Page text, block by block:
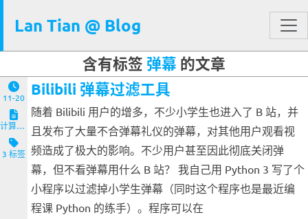
Lan Tian @ Blog
含有标签 弹幕 的文章
11-20
计算机与客户端
3 标签
Bilibili 弹幕过滤工具
随着 Bilibili 用户的增多，不少小学生也进入了 B 站，并
且发布了大量不合弹幕礼仪的弹幕，对其他用户观看视
频造成了极大的影响。不少用户甚至因此彻底关闭弹
幕，但不看弹幕用什么 B 站？ 我自己用 Python 3 写了个
小程序以过滤掉小学生弹幕（同时这个程序也是最近编
程课 Python 的练手）。程序可以在